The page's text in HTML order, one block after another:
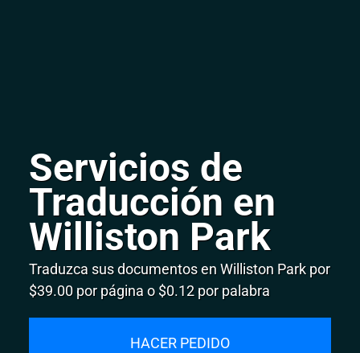
Servicios de
Traducción en
Williston Park
Traduzca sus documentos en Williston Park por
$39.00 por página o $0.12 por palabra
HACER PEDIDO